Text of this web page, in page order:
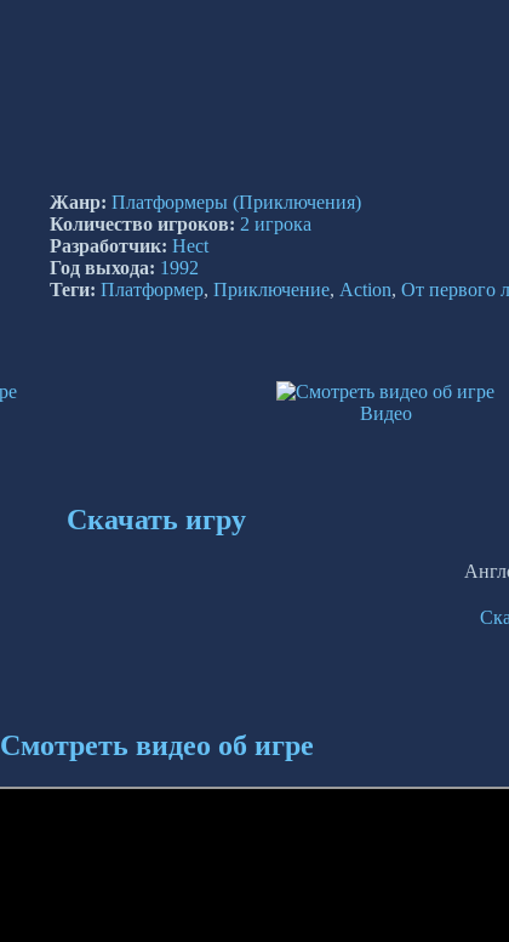
Жанр: Платформеры (Приключения)
Количество игроков: 2 игрока
Разработчик: Hect
Год выхода: 1992
Теги: Платформер, Приключение, Action, От первого
Видео
Скачать игру
Смотреть видео об игре